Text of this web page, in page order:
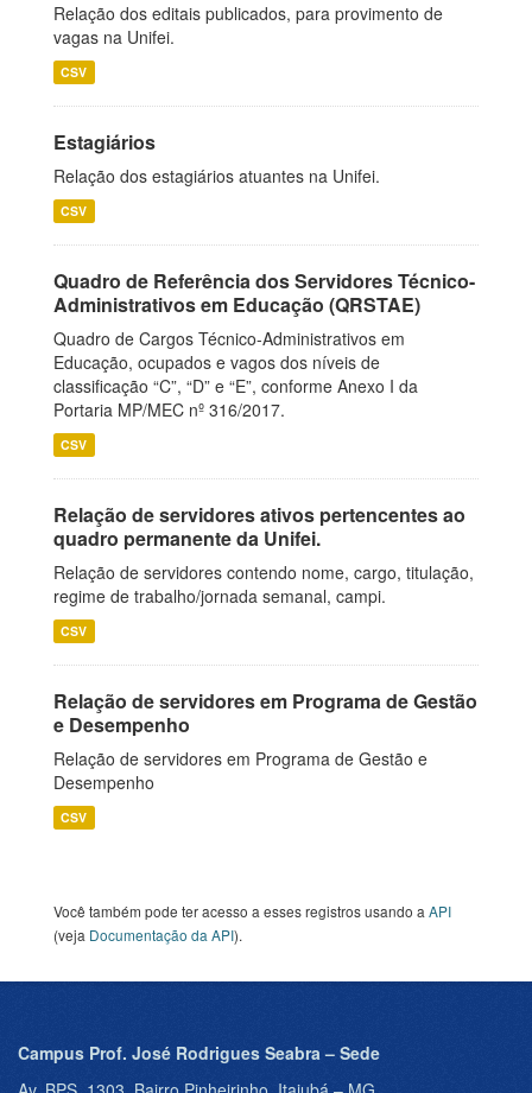
Relação dos editais publicados, para provimento de
vagas na Unifei.
CSV
Estagiários
Relação dos estagiários atuantes na Unifei.
CSV
Quadro de Referência dos Servidores Técnico-
Administrativos em Educação (QRSTAE)
Quadro de Cargos Técnico-Administrativos em
Educação, ocupados e vagos dos níveis de
classificação “C”, “D” e “E”, conforme Anexo I da
Portaria MP/MEC nº 316/2017.
CSV
Relação de servidores ativos pertencentes ao
quadro permanente da Unifei.
Relação de servidores contendo nome, cargo, titulação,
regime de trabalho/jornada semanal, campi.
CSV
Relação de servidores em Programa de Gestão
e Desempenho
Relação de servidores em Programa de Gestão e
Desempenho
CSV
Você também pode ter acesso a esses registros usando a API
(veja Documentação da API).
Campus Prof. José Rodrigues Seabra – Sede